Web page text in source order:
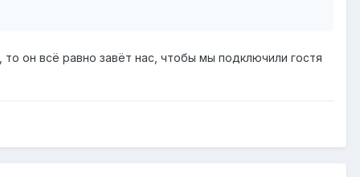
то он всё равно завёт нас, чтобы мы подключили гостя